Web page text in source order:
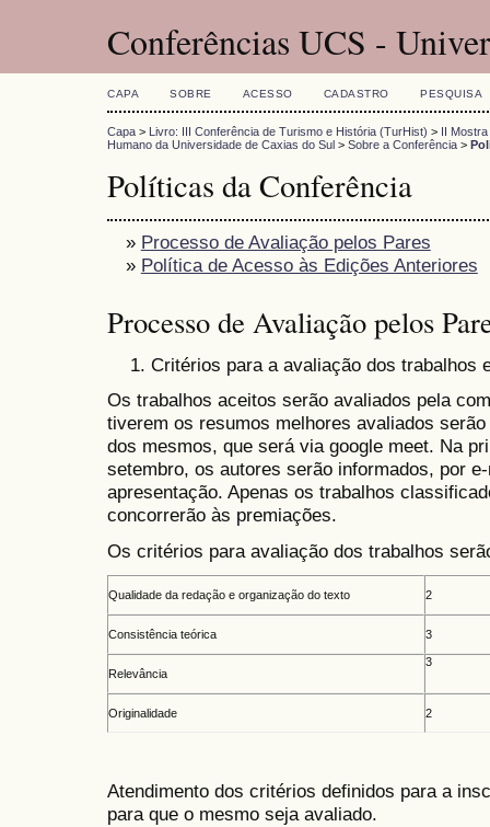
Conferências UCS -
CAPA SOBRE ACESSO CADASTRO PESQUISA
Capa > Livro: III Conferência de Turismo e História (TurHist) > II
Humano da Universidade de Caxias do Sul > Sobre a Conferência >
Políticas da Conferência
» Processo de Avaliação pelos Pares
» Política de Acesso às Edições Anteriores
Processo de Avaliação pelos
Critérios para a avaliação dos trabalhos
Os trabalhos aceitos serão avaliados pela
tiverem os resumos melhores avaliados
dos mesmos, que será via google meet. Na
setembro, os autores serão informados, por
apresentação. Apenas os trabalhos
concorrerão às premiações.
Os critérios para avaliação dos trabalhos
Qualidade da redação e organização do texto 2
Consistência teórica 3
Relevância
3
Originalidade 2
Atendimento dos critérios definidos para a
para que o mesmo seja avaliado.